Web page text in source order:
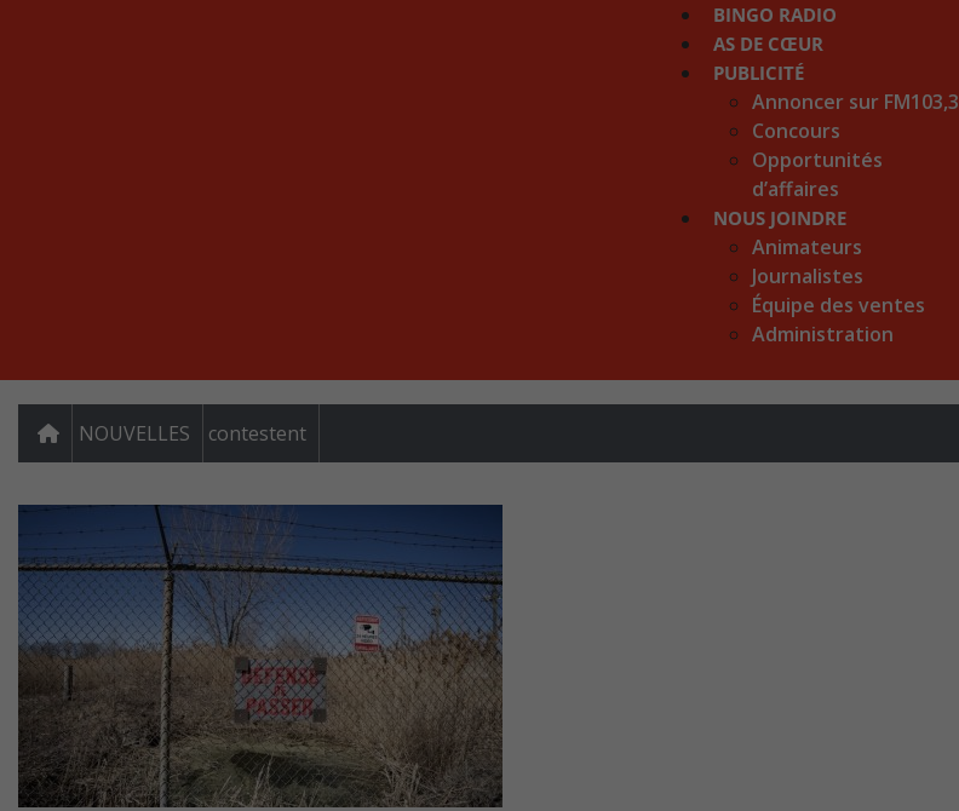
BINGO RADIO
AS DE CŒUR
PUBLICITÉ
Annoncer sur FM103,3
Concours
Opportunités
d’affaires
NOUS JOINDRE
Animateurs
Journalistes
Équipe des ventes
Administration
NOUVELLES contestent